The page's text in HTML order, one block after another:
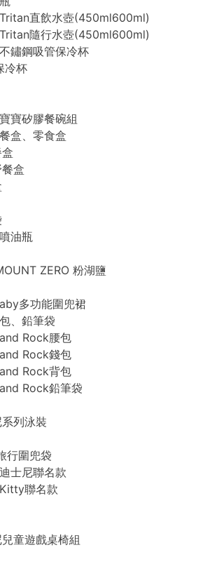
直飲水壺(450ml600ml)
隨行水壺(450ml600ml)
鏽鋼吸管保冷杯
冷杯
寶矽膠餐碗組
盒、零食盒
盒
油瓶
ZERO 粉湖鹽
多功能圍兜裙
、鉛筆袋
Rock腰包
Rock錢包
Rock背包
Rock鉛筆袋
列泳裝
行圍兜袋
士尼聯名款
聯名款
童遊戲桌椅組